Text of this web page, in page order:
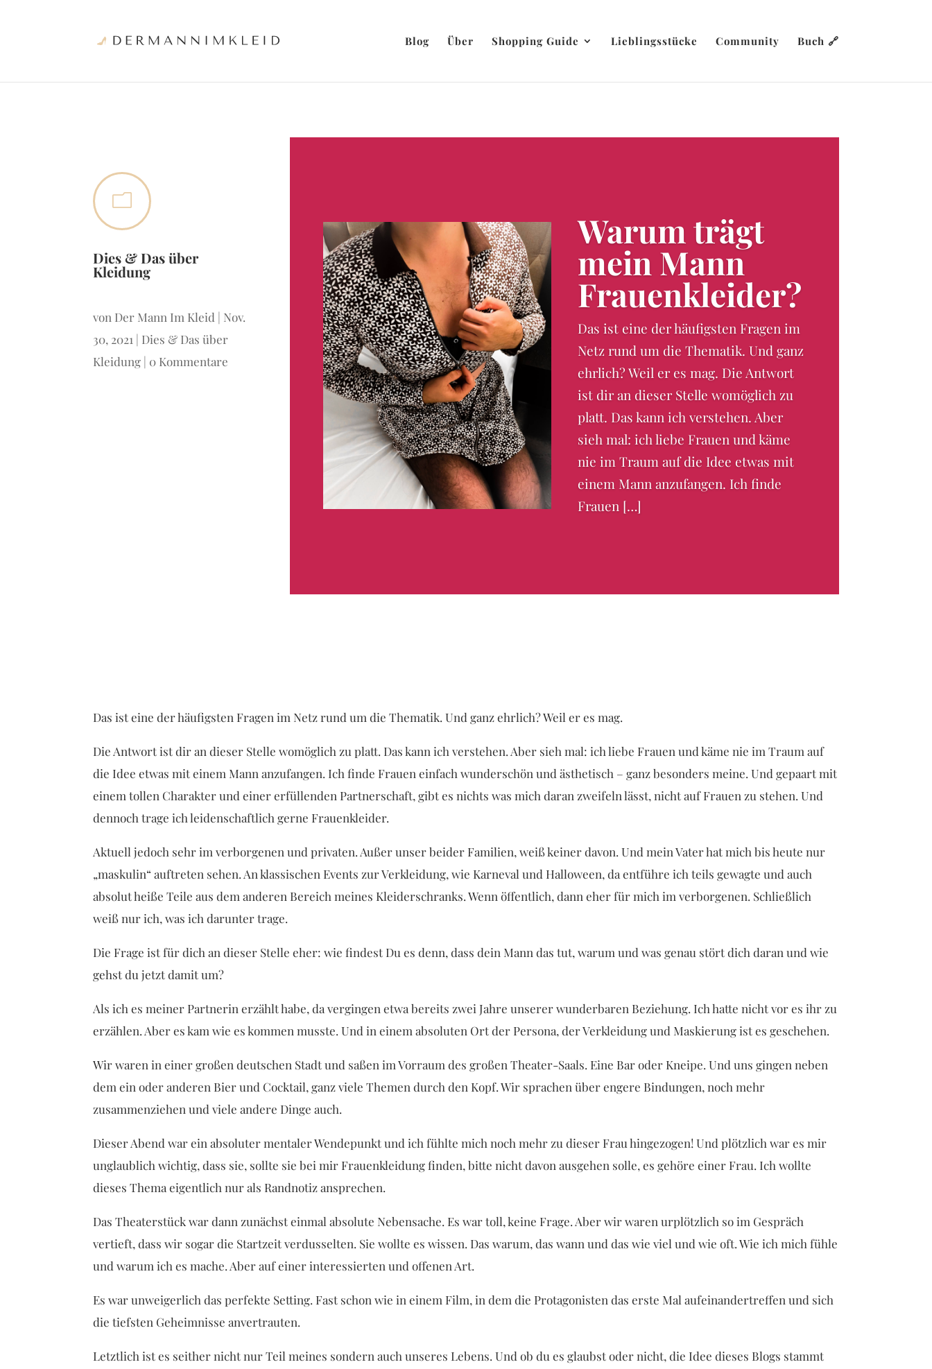
Blog Über Shopping Guide Lieblingsstücke Community Buch 🔗
m
Dies & Das über
Kleidung
von Der Mann Im Kleid | Nov.
30, 2021 | Dies & Das über
Kleidung | 0 Kommentare
Warum trägt
mein Mann
Frauenkleider?
Das ist eine der häufigsten Fragen im
Netz rund um die Thematik. Und ganz
ehrlich? Weil er es mag. Die Antwort
ist dir an dieser Stelle womöglich zu
platt. Das kann ich verstehen. Aber
sieh mal: ich liebe Frauen und käme
nie im Traum auf die Idee etwas mit
einem Mann anzufangen. Ich finde
Frauen […]
Das ist eine der häufigsten Fragen im Netz rund um die Thematik. Und ganz ehrlich? Weil er es mag.
Die Antwort ist dir an dieser Stelle womöglich zu platt. Das kann ich verstehen. Aber sieh mal: ich liebe Frauen und käme nie im Traum auf
die Idee etwas mit einem Mann anzufangen. Ich finde Frauen einfach wunderschön und ästhetisch – ganz besonders meine. Und gepaart mit
einem tollen Charakter und einer erfüllenden Partnerschaft, gibt es nichts was mich daran zweifeln lässt, nicht auf Frauen zu stehen. Und
dennoch trage ich leidenschaftlich gerne Frauenkleider.
Aktuell jedoch sehr im verborgenen und privaten. Außer unser beider Familien, weiß keiner davon. Und mein Vater hat mich bis heute nur
„maskulin“ auftreten sehen. An klassischen Events zur Verkleidung, wie Karneval und Halloween, da entführe ich teils gewagte und auch
absolut heiße Teile aus dem anderen Bereich meines Kleiderschranks. Wenn öffentlich, dann eher für mich im verborgenen. Schließlich
weiß nur ich, was ich darunter trage.
Die Frage ist für dich an dieser Stelle eher: wie findest Du es denn, dass dein Mann das tut, warum und was genau stört dich daran und wie
gehst du jetzt damit um?
Als ich es meiner Partnerin erzählt habe, da vergingen etwa bereits zwei Jahre unserer wunderbaren Beziehung. Ich hatte nicht vor es ihr zu
erzählen. Aber es kam wie es kommen musste. Und in einem absoluten Ort der Persona, der Verkleidung und Maskierung ist es geschehen.
Wir waren in einer großen deutschen Stadt und saßen im Vorraum des großen Theater-Saals. Eine Bar oder Kneipe. Und uns gingen neben
dem ein oder anderen Bier und Cocktail, ganz viele Themen durch den Kopf. Wir sprachen über engere Bindungen, noch mehr
zusammenziehen und viele andere Dinge auch.
Dieser Abend war ein absoluter mentaler Wendepunkt und ich fühlte mich noch mehr zu dieser Frau hingezogen! Und plötzlich war es mir
unglaublich wichtig, dass sie, sollte sie bei mir Frauenkleidung finden, bitte nicht davon ausgehen solle, es gehöre einer Frau. Ich wollte
dieses Thema eigentlich nur als Randnotiz ansprechen.
Das Theaterstück war dann zunächst einmal absolute Nebensache. Es war toll, keine Frage. Aber wir waren urplötzlich so im Gespräch
vertieft, dass wir sogar die Startzeit verdusselten. Sie wollte es wissen. Das warum, das wann und das wie viel und wie oft. Wie ich mich fühle
und warum ich es mache. Aber auf einer interessierten und offenen Art.
Es war unweigerlich das perfekte Setting. Fast schon wie in einem Film, in dem die Protagonisten das erste Mal aufeinandertreffen und sich
die tiefsten Geheimnisse anvertrauten.
Letztlich ist es seither nicht nur Teil meines sondern auch unseres Lebens. Und ob du es glaubst oder nicht, die Idee dieses Blogs stammt